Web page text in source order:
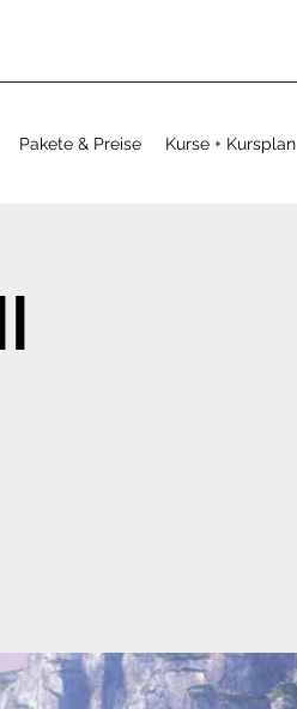
Pakete & Preise Kurse + Kursplan